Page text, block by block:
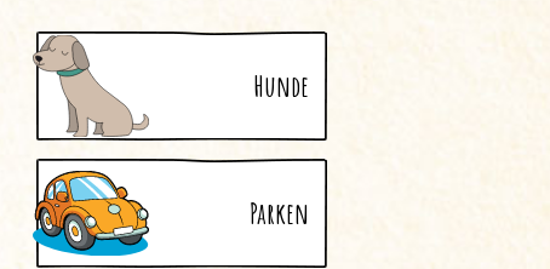
Hunde
Parken